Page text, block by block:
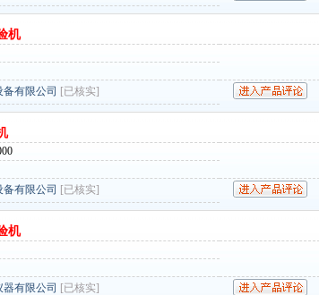
机
有限公司 [已核实]
有限公司 [已核实]
机
有限公司 [已核实]